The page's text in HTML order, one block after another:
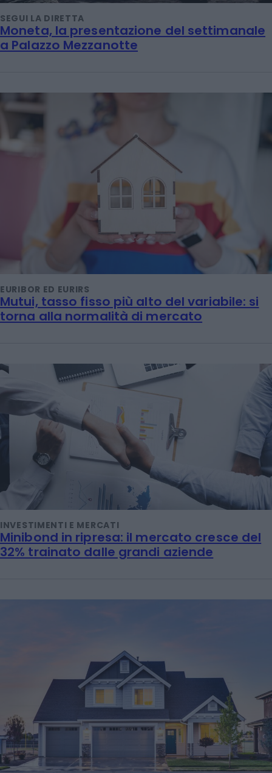
SEGUI LA DIRETTA
Moneta, la presentazione del settimanale
a Palazzo Mezzanotte
EURIBOR ED EURIRS
Mutui, tasso fisso più alto del variabile: si
torna alla normalità di mercato
INVESTIMENTI E MERCATI
Minibond in ripresa: il mercato cresce del
32% trainato dalle grandi aziende